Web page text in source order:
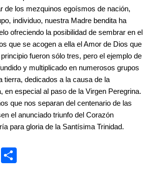
de los mezquinos egoísmos de nación,
individuo, nuestra Madre bendita ha
ofreciendo la posibilidad de sembrar en el
que se acogen a ella el Amor de Dios que
fueron sólo tres, pero el ejemplo de
y multiplicado en numerosos grupos
tierra, dedicados a la causa de la
en especial al paso de la Virgen Peregrina.
que nos separan del centenario de las
el anunciado triunfo del Corazón
para gloria de la Santísima Trinidad.
W